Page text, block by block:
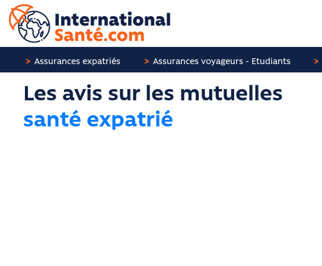
Assurances expatriés Assurances voyageurs - Etudiants
Les avis sur les mutuelles
santé expatrié
Panneau de gestion des cookies